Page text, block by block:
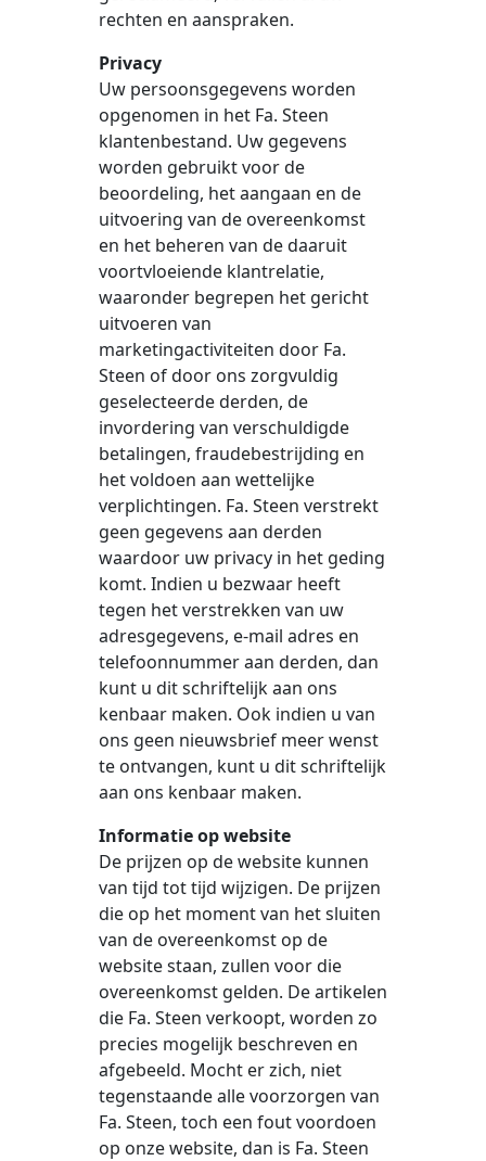
rechten en aanspraken.
Privacy
Uw persoonsgegevens worden
opgenomen in het Fa. Steen
klantenbestand. Uw gegevens
worden gebruikt voor de
beoordeling, het aangaan en de
uitvoering van de overeenkomst
en het beheren van de daaruit
voortvloeiende klantrelatie,
waaronder begrepen het gericht
uitvoeren van
marketingactiviteiten door Fa.
Steen of door ons zorgvuldig
geselecteerde derden, de
invordering van verschuldigde
betalingen, fraudebestrijding en
het voldoen aan wettelijke
verplichtingen. Fa. Steen verstrekt
geen gegevens aan derden
waardoor uw privacy in het geding
komt. Indien u bezwaar heeft
tegen het verstrekken van uw
adresgegevens, e-mail adres en
telefoonnummer aan derden, dan
kunt u dit schriftelijk aan ons
kenbaar maken. Ook indien u van
ons geen nieuwsbrief meer wenst
te ontvangen, kunt u dit schriftelijk
aan ons kenbaar maken.
Informatie op website
De prijzen op de website kunnen
van tijd tot tijd wijzigen. De prijzen
die op het moment van het sluiten
van de overeenkomst op de
website staan, zullen voor die
overeenkomst gelden. De artikelen
die Fa. Steen verkoopt, worden zo
precies mogelijk beschreven en
afgebeeld. Mocht er zich, niet
tegenstaande alle voorzorgen van
Fa. Steen, toch een fout voordoen
op onze website, dan is Fa. Steen